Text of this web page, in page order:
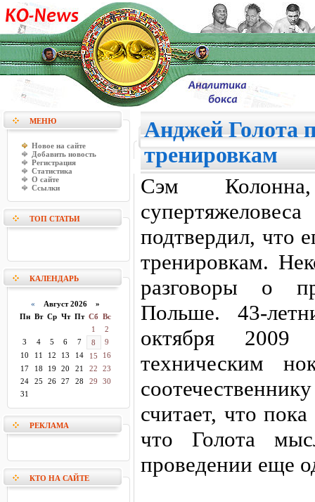
МЕНЮ
Новое на сайте
Добавить новость
Регистрация
Статистика
О сайте
Ссылки
ТОП СТАТЬИ
КАЛЕНДАРЬ
« Август 2026 »
Пн Вт Ср Чт Пт Сб Вс
1
2
3
4 5 6 7 8
9
10
11 12 13 14 15
16
17
18 19 20 21 22
23
24
25 26 27 28 29
30
31
РЕКЛАМА
КТО НА САЙТЕ
Анджей Голота
тренировкам
Сэм
подтвердил, что
тренировкам.
разговоры о
Польше. 43-
октября 2009
техническим
считает, что
что Голота
проведении еще